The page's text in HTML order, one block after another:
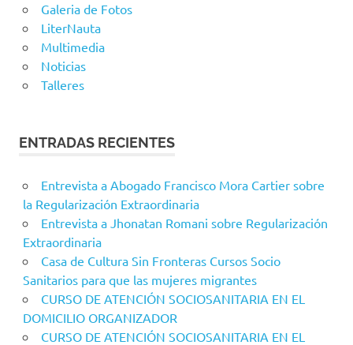
Galeria de Fotos
LiterNauta
Multimedia
Noticias
Talleres
ENTRADAS RECIENTES
Entrevista a Abogado Francisco Mora Cartier sobre
la Regularización Extraordinaria
Entrevista a Jhonatan Romani sobre Regularización
Extraordinaria
Casa de Cultura Sin Fronteras Cursos Socio
Sanitarios para que las mujeres migrantes
CURSO DE ATENCIÓN SOCIOSANITARIA EN EL
DOMICILIO ORGANIZADOR
CURSO DE ATENCIÓN SOCIOSANITARIA EN EL